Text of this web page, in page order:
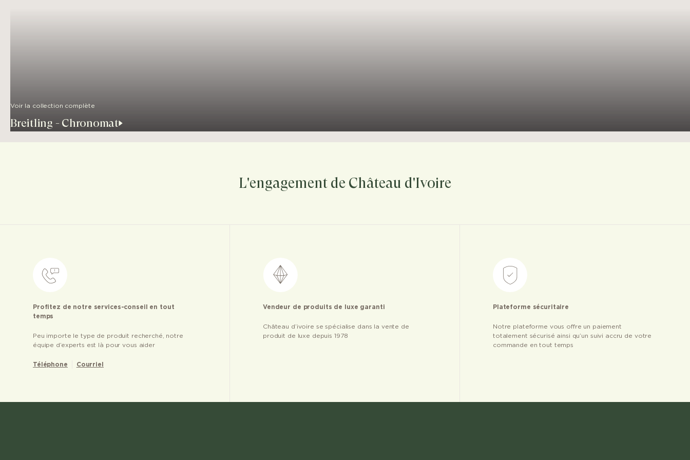
Voir la collection complète
Breitling - Chronomat
L'engagement de Château d'Ivoire
Profitez de notre services-conseil en tout
temps
Peu importe le type de produit recherché, notre
équipe d’experts est là pour vous aider
Téléphone Courriel
Vendeur de produits de luxe garanti
Château d’ivoire se spécialise dans la vente de
produit de luxe depuis 1978
Plateforme sécuritaire
Notre plateforme vous offre un paiement
totalement sécurisé ainsi qu’un suivi accru de votre
commande en tout temps